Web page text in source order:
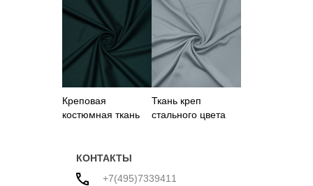
Креповая
костюмная ткань
Ткань креп
стального цвета
КОНТАКТЫ
+7(495)7339411